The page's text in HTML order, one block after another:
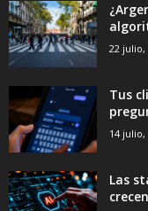
22 julio,
Tus
14 julio,
Las